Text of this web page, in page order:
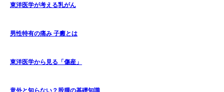
東洋医学が考える乳がん
男性特有の痛み 子癰とは
東洋医学から見る「傷産」
意外と知らない？股腫の基礎知識